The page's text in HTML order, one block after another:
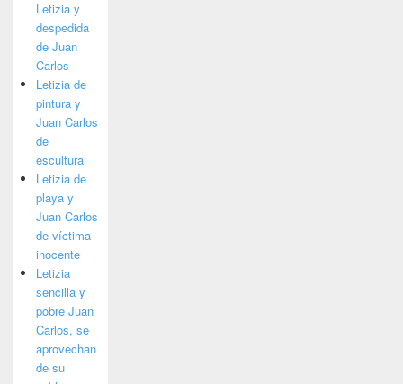
Letizia y
despedida
de Juan
Carlos
Letizia de
pintura y
Juan Carlos
de
escultura
Letizia de
playa y
Juan Carlos
de víctima
inocente
Letizia
sencilla y
pobre Juan
Carlos, se
aprovechan
de su